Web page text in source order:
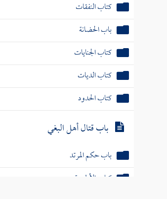
باب الحضانة
كتاب الجنايات
كتاب الديات
كتاب الحدود
باب قتال أهل البغي
باب حكم المرتد
كتاب الأطعمة
باب الذكاة